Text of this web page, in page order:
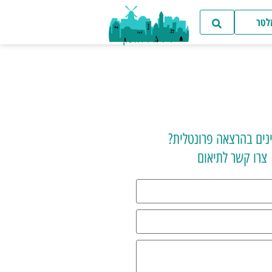
ד"ר איל דודסון
בהרצאה פרונטלית?
צרו קשר לתיאום